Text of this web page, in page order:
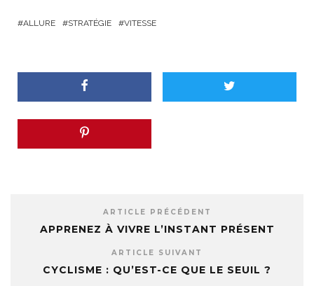
ALLURE STRATÉGIE VITESSE
ARTICLE PRÉCÉDENT
APPRENEZ À VIVRE L’INSTANT PRÉSENT
ARTICLE SUIVANT
CYCLISME : QU’EST-CE QUE LE SEUIL ?